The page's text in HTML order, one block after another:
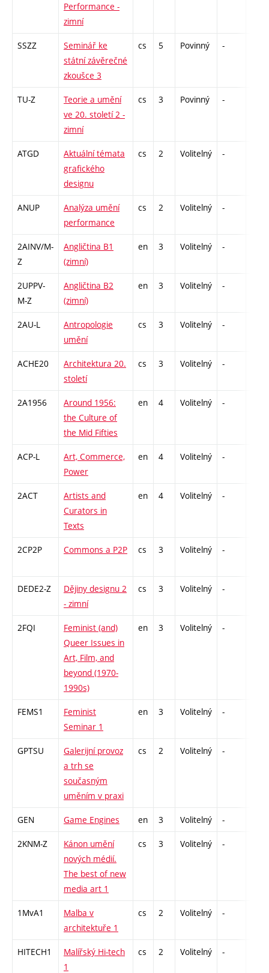
Performance -
zimní
SSZZ
Seminář ke
státní závěrečné
zkoušce 3
cs 5 Povinný -
TU-Z
Teorie a umění
ve 20. století 2 -
zimní
cs 3 Povinný -
ATGD
Aktuální témata
grafického
designu
cs 2 Volitelný -
ANUP
Analýza umění
performance
cs 2 Volitelný -
2AINV/M-
Z
Angličtina B1
(zimní)
en 3 Volitelný -
2UPPV-
M-Z
Angličtina B2
(zimní)
en 3 Volitelný -
2AU-L
Antropologie
umění
cs 3 Volitelný -
ACHE20
Architektura 20.
století
cs 3 Volitelný -
2A1956
Around 1956:
the Culture of
the Mid Fifties
en 4 Volitelný -
ACP-L
Art, Commerce,
Power
en 4 Volitelný -
2ACT
Artists and
Curators in
Texts
en 4 Volitelný -
2CP2P Commons a P2P cs 3 Volitelný -
DEDE2-Z
Dějiny designu 2
- zimní
cs 3 Volitelný -
2FQI
Feminist (and)
Queer Issues in
Art, Film, and
beyond (1970-
1990s)
en 3 Volitelný -
FEMS1
Feminist
Seminar 1
en 3 Volitelný -
GPTSU
Galerijní provoz
a trh se
současným
uměním v praxi
cs 2 Volitelný -
GEN Game Engines en 3 Volitelný -
2KNM-Z
Kánon umění
nových médií.
The best of new
media art 1
cs 3 Volitelný -
1MvA1
Malba v
architektuře 1
cs 2 Volitelný -
HITECH1
Malířský Hi-tech
1
cs 2 Volitelný -